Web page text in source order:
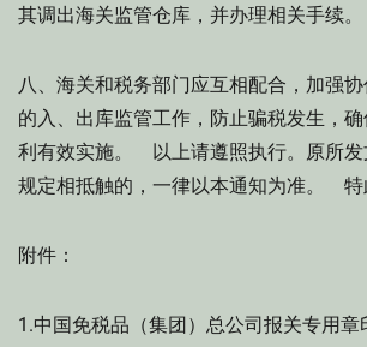
其调出海关监管仓库，并办理相关手续
八、海关和税务部门应互相配合，加强
的入、出库监管工作，防止骗税发生，
利有效实施。 以上请遵照执行。原所发
规定相抵触的，一律以本通知为准。
附件：
1.中国免税品（集团）总公司报关专用章